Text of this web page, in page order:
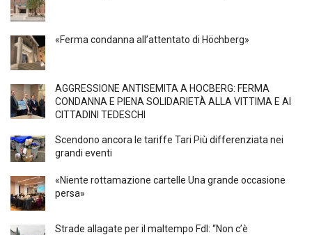
«Ferma condanna all’attentato di Höchberg»
AGGRESSIONE ANTISEMITA A HÖCBERG: FERMA
CONDANNA E PIENA SOLIDARIETÀ ALLA VITTIMA E AI
CITTADINI TEDESCHI
Scendono ancora le tariffe Tari Più differenziata nei
grandi eventi
«Niente rottamazione cartelle Una grande occasione
persa»
Strade allagate per il maltempo FdI: “Non c’è